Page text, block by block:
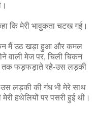
कि मेरी भावुकता चटख गई।
मैं उठ खड़ा हुआ और कमल
वाली मेज पर, चिली चिकन
तक फड़फड़ाते रहे-उस लड़की
उस लड़की की गंध भी मेरे साथ
हथेलियों पर पसरी हुई थी।